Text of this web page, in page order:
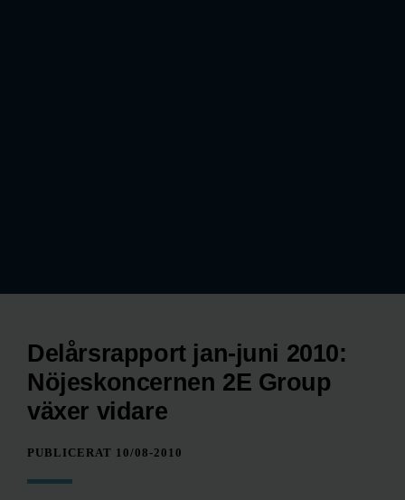
Delårsrapport jan-juni 2010:
Nöjeskoncernen 2E Group
växer vidare
PUBLICERAT 10/08-2010